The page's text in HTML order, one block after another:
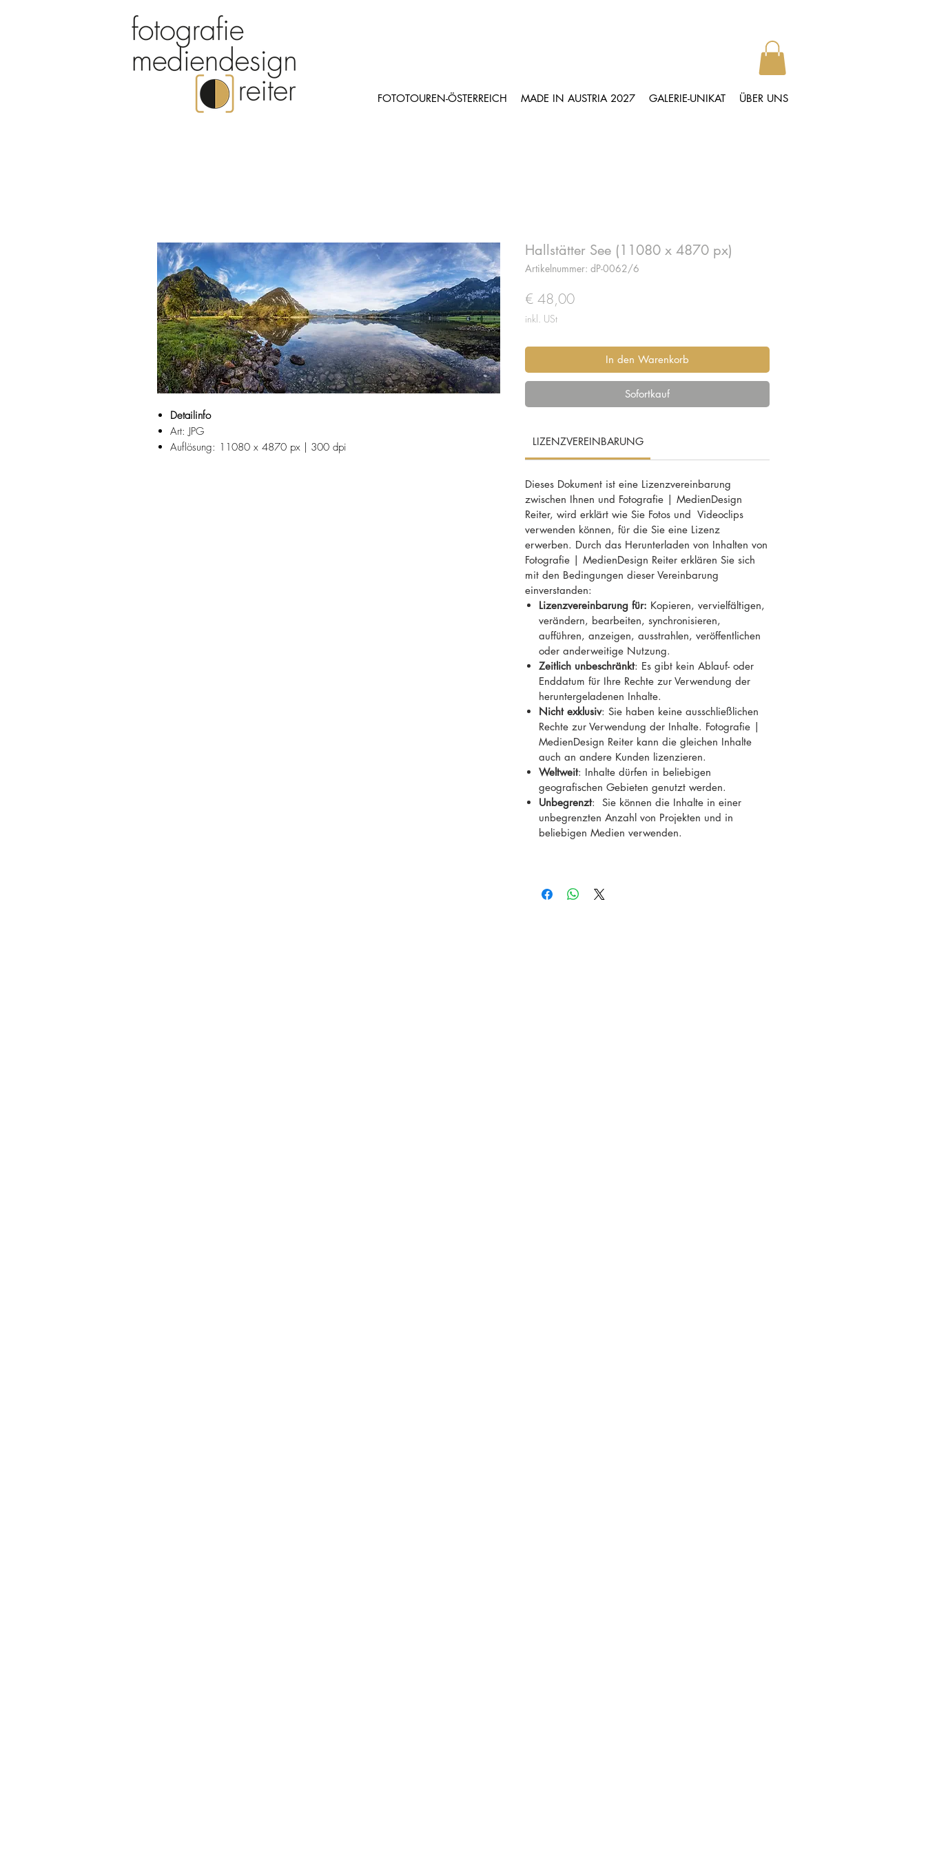
FOTOTOUREN-ÖSTERREICH MADE IN AUSTRIA 2027 GALERIE-UNIKAT ÜBER UNS
Detailinfo
Art: JPG
Auflösung: 11080 x 4870 px | 300 dpi
Hallstätter See (11080 x 4870 px)
Artikelnummer: dP-0062/6
€ 48,00Preis
inkl. USt
In den Warenkorb
Sofortkauf
LIZENZVEREINBARUNG
Dieses Dokument ist eine Lizenzvereinbarung
zwischen Ihnen und Fotografie | MedienDesign
Reiter, wird erklärt wie Sie Fotos und Videoclips
verwenden können, für die Sie eine Lizenz
erwerben. Durch das Herunterladen von Inhalten von
Fotografie | MedienDesign Reiter erklären Sie sich
mit den Bedingungen dieser Vereinbarung
einverstanden:
Lizenzvereinbarung für: Kopieren, vervielfältigen,
verändern, bearbeiten, synchronisieren,
aufführen, anzeigen, ausstrahlen, veröffentlichen
oder anderweitige Nutzung.
Zeitlich unbeschränkt: Es gibt kein Ablauf- oder
Enddatum für Ihre Rechte zur Verwendung der
heruntergeladenen Inhalte.
Nicht exklusiv: Sie haben keine ausschließlichen
Rechte zur Verwendung der Inhalte. Fotografie |
MedienDesign Reiter kann die gleichen Inhalte
auch an andere Kunden lizenzieren.
Weltweit: Inhalte dürfen in beliebigen
geografischen Gebieten genutzt werden.
Unbegrenzt: Sie können die Inhalte in einer
unbegrenzten Anzahl von Projekten und in
beliebigen Medien verwenden.